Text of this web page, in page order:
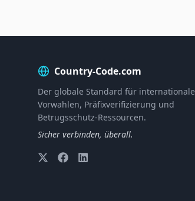
Country-Code.com
Der globale Standard für internationale
Vorwahlen, Präfixverifizierung und
Betrugsschutz-Ressourcen.
Sicher verbinden, überall.